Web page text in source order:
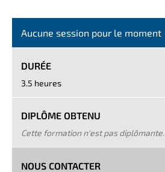
Aucune session pour le moment
DURÉE
3.5 heures
DIPLÔME OBTENU
Cette formation n'est pas diplômante.
NOUS CONTACTER